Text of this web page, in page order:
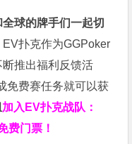
球的牌手们一起切
EV扑克作为GGPoker
推出福利反馈活
免费赛任务就可以获
加入EV扑克战队：
费门票！